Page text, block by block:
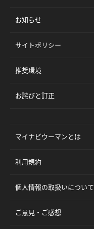
お知らせ
サイトポリシー
推奨環境
お詫びと訂正
マイナビウーマンとは
利用規約
個人情報の取扱いについて
ご意見・ご感想